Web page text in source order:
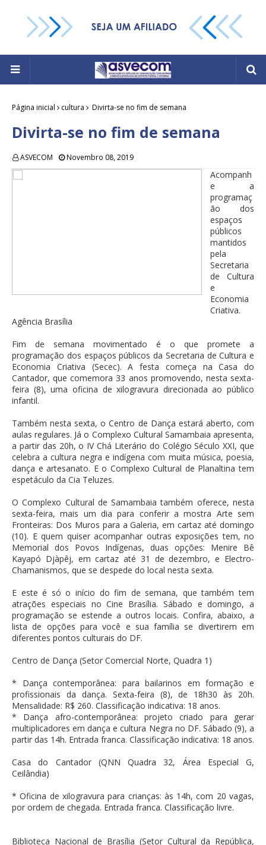
Página inicial cultura Divirta-se no fim de semana
Divirta-se no fim de semana
ASVECOM Novembro 08, 2019
Acompanh
e a
programaç
ão dos
espaços
públicos
mantidos
pela
Secretaria
de Cultura
e
Economia
Criativa.
Agência Brasília
Fim de semana movimentado é o que promete a
programação dos espaços públicos da Secretaria de Cultura e
Economia Criativa (Secec). A festa começa na Casa do
Cantador, que comemora 33 anos promovendo, nesta sexta-
feira (8), uma oficina de xilogravura direcionada ao público
infantil.
Também nesta sexta, o Centro de Dança estará aberto, com
aulas regulares. Já o Complexo Cultural Samambaia apresenta,
a partir das 20h, o IV Chá Literário do Colégio Século XXI, que
celebra a cultura negra e indígena com muita música, poesia,
dança e artesanato. E o Complexo Cultural de Planaltina tem
espetáculo da Cia Teluzes.
O Complexo Cultural de Samambaia também oferece, nesta
sexta-feira, mais um dia para conferir a mostra Arte sem
Fronteiras: Dos Muros para a Galeria, em cartaz até domingo
(10). E quem quiser acompanhar outras exposições tem, no
Memorial dos Povos Indígenas, duas opções: Menire Bê
Kayapó Djàpêj, em cartaz até 31 de dezembro, e Electro-
Chamanismos, que se despede do local nesta sexta.
E este é só o início do fim de semana, que também tem
atrações especiais no Cine Brasília. Sábado e domingo, a
programação se estende a outros locais. Confira, abaixo, a
lista de opções para você e sua família se divertirem em
diferentes pontos culturais do DF.
Centro de Dança (Setor Comercial Norte, Quadra 1)
* Dança contemporânea: para bailarinos em formação e
profissionais da dança. Sexta-feira (8), de 18h30 às 20h.
Mensalidade: R$ 260. Classificação indicativa: 18 anos.
* Dança afro-contemporânea: projeto criado para gerar
multiplicadores em dança e cultura Negra no DF. Sábado (9), a
partir das 14h. Entrada franca. Classificação indicativa: 18 anos.
Casa do Cantador (QNN Quadra 32, Área Especial G,
Ceilândia)
* Oficina de xilogravura para crianças: às 14h, com 20 vagas,
por ordem de chegada. Entrada franca. Classificação livre.
Biblioteca Nacional de Brasília (Setor Cultural da República,